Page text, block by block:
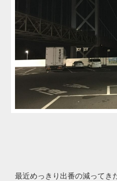
最近めっきり出番の減ってき